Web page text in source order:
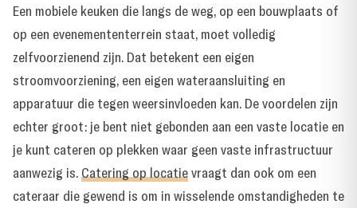
Een mobiele keuken die langs de weg, op een bouwplaats of
op een evenemententerrein staat, moet volledig
zelfvoorzienend zijn. Dat betekent een eigen
stroomvoorziening, een eigen wateraansluiting en
apparatuur die tegen weersinvloeden kan. De voordelen zijn
echter groot: je bent niet gebonden aan een vaste locatie en
je kunt cateren op plekken waar geen vaste infrastructuur
aanwezig is.Catering op locatievraagt dan ook om een
cateraar die gewend is om in wisselende omstandigheden te